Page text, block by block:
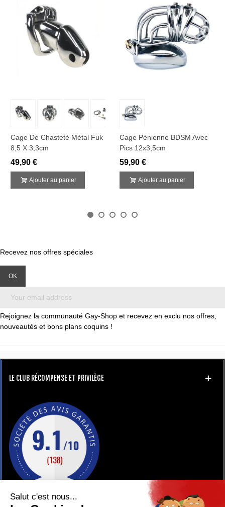
Cage De Chasteté Métal Fuk
8,5 X 3,3cm
49,90 €
Ajouter au panier
Cage Pénienne BDSM Avec
Pics 12x3,5cm
59,90 €
Ajouter au panier
Recevez nos offres spéciales
Rejoignez la communauté Gay-Shop et recevez en exclu nos offres,
nouveautés et bons plans coquins !
LE CLUB RÉCOMPENSE ET PRIVILÈGE